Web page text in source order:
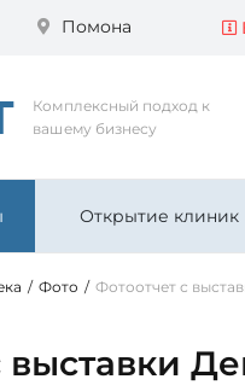
Помона
Комплексный подход к
вашему бизнесу
Открытие клиник
/ Фото / Фотоотчет с
выставки